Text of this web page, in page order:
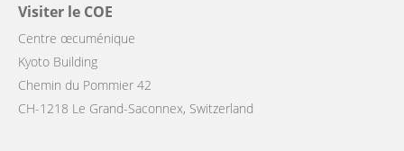
Visiter le COE
Centre œcuménique
Kyoto Building
Chemin du Pommier 42
CH-1218 Le Grand-Saconnex, Switzerland